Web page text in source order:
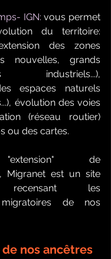
IGN: vous permet
du territoire:
des zones
nouvelles, grands
industriels...),
espaces naturels
évolution des voies
(réseau routier)
ou des cartes.
de
Migranet est un site
recensant les
migratoires de nos
nos ancêtres